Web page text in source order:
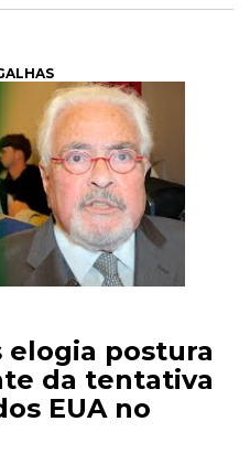
elogia postura
da tentativa
EUA no